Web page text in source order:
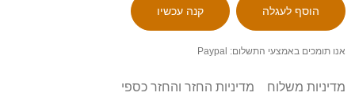
אנו תומכים באמצעי התשלום: Paypal
מדיניות משלוח מדיניות החזר והחזר כספי